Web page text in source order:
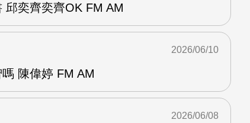
邱奕齊奕齊OK FM AM
陳偉婷 FM AM
2026/06/10
2026/06/08